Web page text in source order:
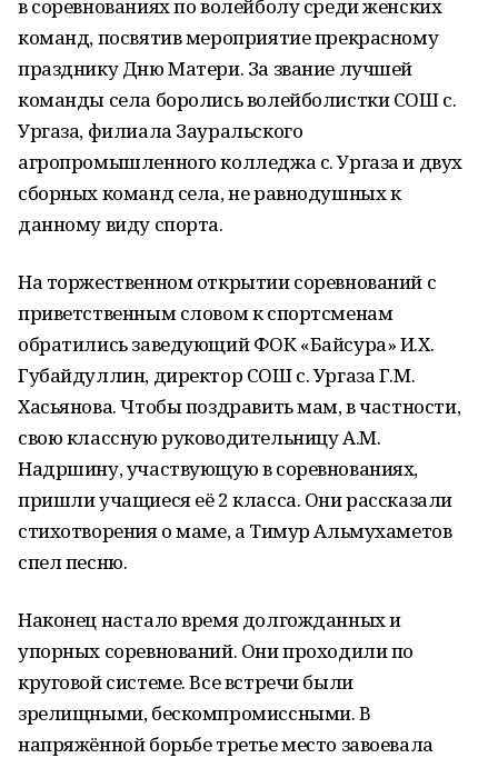
в соревнованиях по волейболу среди женских
команд, посвятив мероприятие прекрасному
празднику Дню Матери. За звание лучшей
команды села боролись волейболистки СОШ с.
Ургаза, филиала Зауральского
агропромышленного колледжа с. Ургаза и двух
сборных команд села, не равнодушных к
данному виду спорта.
На торжественном открытии соревнований с
приветственным словом к спортсменам
обратились заведующий ФОК «Байсура» И.Х.
Губайдуллин, директор СОШ с. Ургаза Г.М.
Хасьянова. Чтобы поздравить мам, в частности,
свою классную руководительницу А.М.
Надршину, участвующую в соревнованиях,
пришли учащиеся её 2 класса. Они рассказали
стихотворения о маме, а Тимур Альмухаметов
спел песню.
Наконец настало время долгожданных и
упорных соревнований. Они проходили по
круговой системе. Все встречи были
зрелищными, бескомпромиссными. В
напряжённой борьбе третье место завоевала